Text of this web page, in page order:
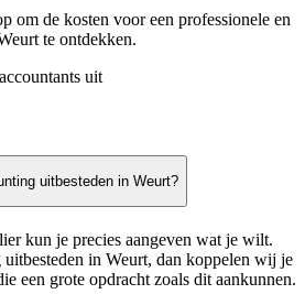
om de kosten voor een professionele en
te ontdekken.
uit
uitbesteden in Weurt?
kun je precies aangeven wat je wilt.
in Weurt, dan koppelen wij je
een grote opdracht zoals dit aankunnen.